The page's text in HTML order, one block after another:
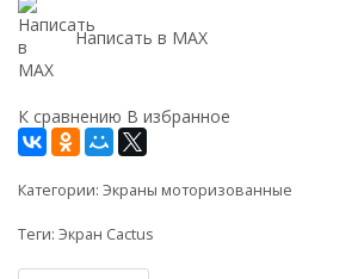
Написать в MAX
К сравнению В избранное
Категории: Экраны моторизованные
Теги: Экран Cactus